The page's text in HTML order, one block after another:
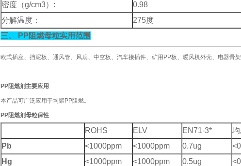
密度（g/cm3） :
0.98
分解温度：
275度
三、
PP阻燃母粒实用范围
欧式插座、挡泥板、通风管、风扇、中空板、汽车接插件、矿用PP板、暖风机外壳、电器骨
PP阻燃剂主要应用
本产品可广泛应用于均聚PP阻燃。
PP阻燃剂母粒保性
ROHS ELV EN71-3*
Pb
<1000ppm <1000ppm 0.7ug
Hg
<1000ppm <1000ppm 0.5ug